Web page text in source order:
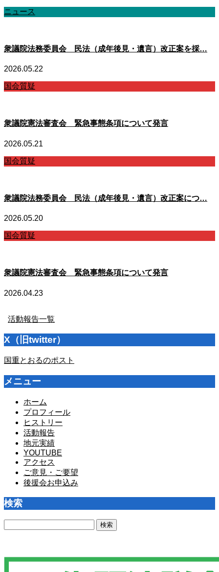
ニュース
衆議院法務委員会 民法（成年後見・遺言）改正案を採…
2026.05.22
国会質疑
衆議院憲法審査会 緊急事態条項について発言
2026.05.21
国会質疑
衆議院法務委員会 民法（成年後見・遺言）改正案につ…
2026.05.20
国会質疑
衆議院憲法審査会 緊急事態条項について発言
2026.04.23
活動報告一覧
X（旧twitter）
国重とおるのポスト
メニュー
ホーム
プロフィール
ヒストリー
活動報告
地元実績
YOUTUBE
アクセス
ご意見・ご要望
後援会お申込み
検索